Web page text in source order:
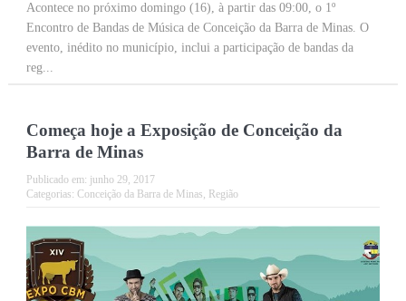
Acontece no próximo domingo (16), à partir das 09:00, o 1º
Encontro de Bandas de Música de Conceição da Barra de Minas. O
evento, inédito no município, inclui a participação de bandas da
reg...
Começa hoje a Exposição de Conceição da
Barra de Minas
Publicado em: junho 29, 2017
Categorias: Conceição da Barra de Minas, Região